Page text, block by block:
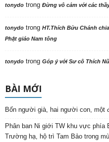
tonydo trong Đừng vô cảm với các
tonydo trong HT.Thích Bửu Chánh
Phật giáo Nam tông
tonydo trong Góp ý với Sư cô Thích
BÀI MỚI
Bốn người già, hai người con, một
Phân ban Ni giới TW khu vực phía
Trường hạ, hộ trì Tam Bảo trong